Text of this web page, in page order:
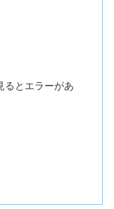
るとエラーがあ